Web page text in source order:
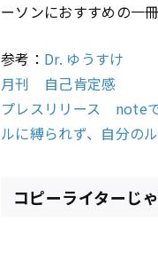
ーソンにおすすめの一冊
参考： Dr. ゆうすけ
月刊 自己肯定感
プレスリリース note
ルに縛られず、自分の
コピーライターじ